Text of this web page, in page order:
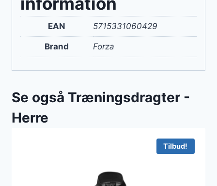
EAN 5715331060429
Brand Forza
Se også Træningsdragter -
Herre
Tilbud!